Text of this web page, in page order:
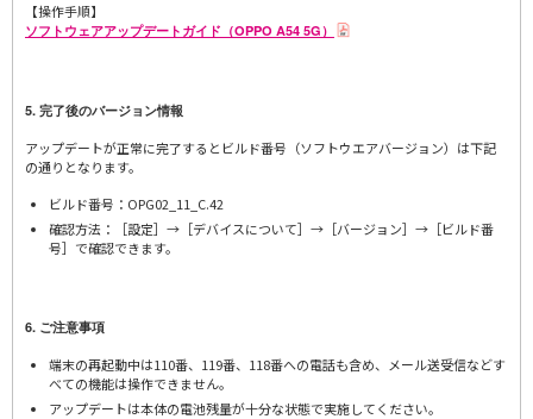
【操作手順】
ソフトウェアアップデートガイド（OPPO A54 5G）
5. 完了後のバージョン情報
アップデートが正常に完了するとビルド番号（ソフトウエアバージョン）は下記
の通りとなります。
ビルド番号：OPG02_11_C.42
確認方法：［設定］→［デバイスについて］→［バージョン］→［ビルド番
号］で確認できます。
6. ご注意事項
端末の再起動中は110番、119番、118番への電話も含め、メール送受信などす
べての機能は操作できません。
アップデートは本体の電池残量が十分な状態で実施してください。